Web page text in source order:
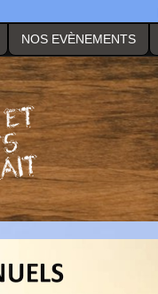
NOS EVÈNEMENTS